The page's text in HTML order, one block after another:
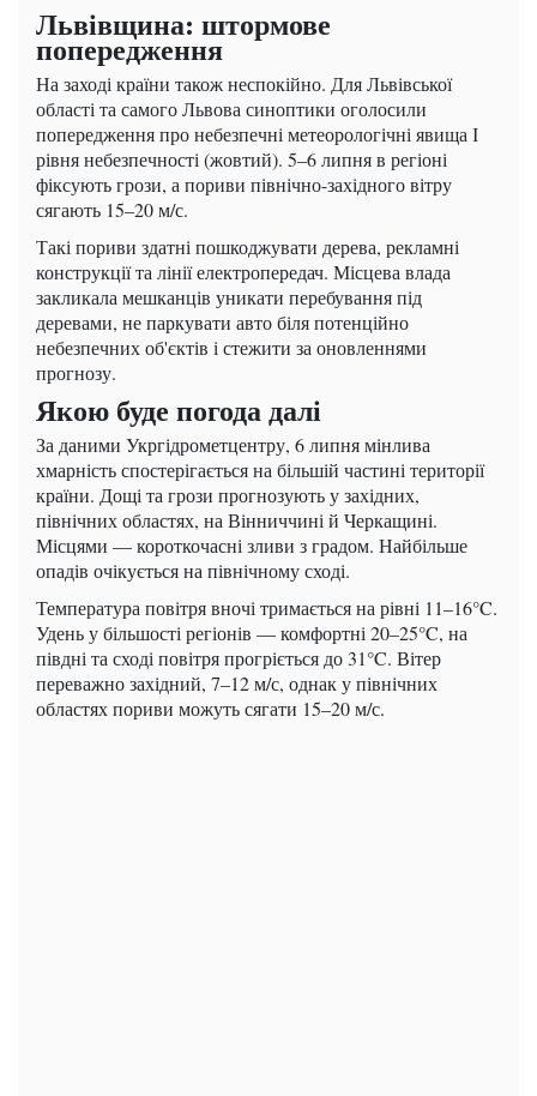
Львівщина: штормове
попередження
На заході країни також неспокійно. Для Львівської
області та самого Львова синоптики оголосили
попередження про небезпечні метеорологічні явища І
рівня небезпечності (жовтий). 5–6 липня в регіоні
фіксують грози, а пориви північно-західного вітру
сягають 15–20 м/с.
Такі пориви здатні пошкоджувати дерева, рекламні
конструкції та лінії електропередач. Місцева влада
закликала мешканців уникати перебування під
деревами, не паркувати авто біля потенційно
небезпечних об'єктів і стежити за оновленнями
прогнозу.
Якою буде погода далі
За даними Укргідрометцентру, 6 липня мінлива
хмарність спостерігається на більшій частині території
країни. Дощі та грози прогнозують у західних,
північних областях, на Вінниччині й Черкащині.
Місцями — короткочасні зливи з градом. Найбільше
опадів очікується на північному сході.
Температура повітря вночі тримається на рівні 11–16°C.
Удень у більшості регіонів — комфортні 20–25°C, на
півдні та сході повітря прогріється до 31°C. Вітер
переважно західний, 7–12 м/с, однак у північних
областях пориви можуть сягати 15–20 м/с.